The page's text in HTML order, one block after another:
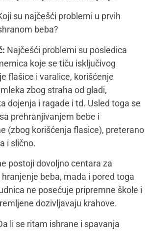
su najčešći problemi u prvih
beba?
Najčešći problemi su posledica
koje se tiču isključivog
flašice i varalice, korišćenje
zbog straha od gladi,
dojenja i ragade i td. Usled toga se
prehranjivanjem bebe i
(zbog korišćenja flasice), preterano
i slično.
postoji dovoljno centara za
beba, mada i pored toga
ne posećuje pripremne škole i
dozivljavaju krahove.
li se ritam ishrane i spavanja